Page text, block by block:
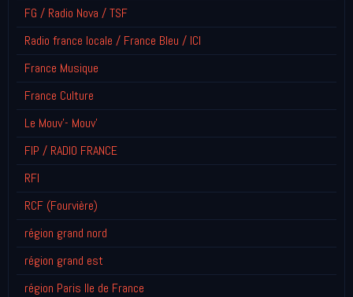
FG / Radio Nova / TSF
Radio france locale / France Bleu / ICI
France Musique
France Culture
Le Mouv'- Mouv'
FIP / RADIO FRANCE
RFI
RCF (Fourvière)
région grand nord
région grand est
région Paris Ile de France